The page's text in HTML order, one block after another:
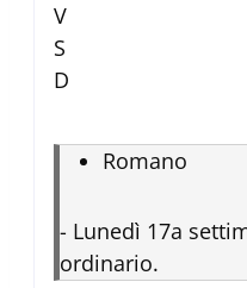
V
S
D
Romano
- Lunedì 17a
ordinario.